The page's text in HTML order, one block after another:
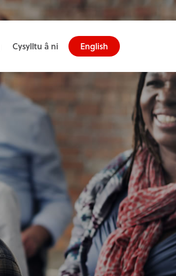
Cysylltu â ni English